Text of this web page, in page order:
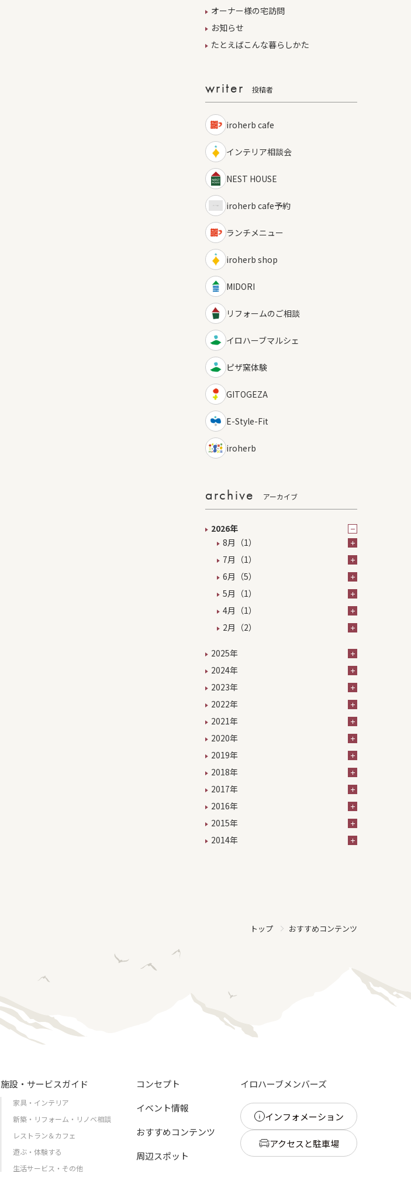
オーナー様の宅訪問
お知らせ
たとえばこんな暮らしかた
writer 投稿者
iroherb cafe
インテリア相談会
NEST HOUSE
iroherb cafe予約
ランチメニュー
iroherb shop
MIDORI
リフォームのご相談
イロハーブマルシェ
ピザ窯体験
GITOGEZA
E-Style-Fit
iroherb
archive アーカイブ
2026年
8月（1）
7月（1）
6月（5）
5月（1）
4月（1）
2月（2）
2025年
2024年
2023年
2022年
2021年
2020年
2019年
2018年
2017年
2016年
2015年
2014年
トップ おすすめコンテンツ
施設・サービスガイド
家具・インテリア
新築・リフォーム・リノベ相談
レストラン＆カフェ
遊ぶ・体験する
生活サービス・その他
コンセプト
イベント情報
おすすめコンテンツ
周辺スポット
イロハーブメンバーズ
インフォメーション
アクセスと駐車場